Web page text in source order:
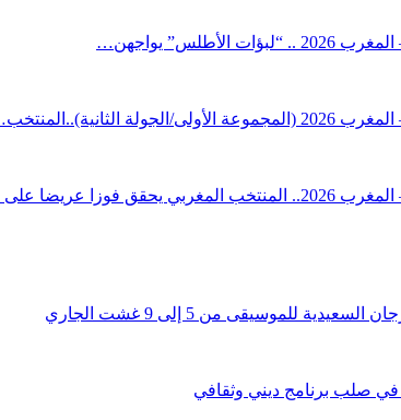
يواجهن…
عريضا على نظيره…
للموسيقى من 5 إلى 9 غشت الجاري
في صلب برنامج ديني وثقافي